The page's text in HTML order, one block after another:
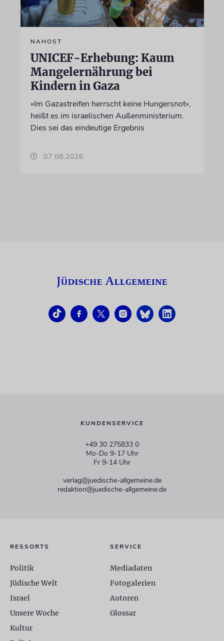
NAHOST
UNICEF-Erhebung: Kaum
Mangelernährung bei
Kindern in Gaza
»Im Gazastreifen herrscht keine Hungersnot«,
heißt es im israelischen Außenministerium.
Dies sei das eindeutige Ergebnis
07.08.2026
KUNDENSERVICE
+49 30 275833 0
Mo-Do 9-17 Uhr
Fr 9-14 Uhr
verlag@juedische-allgemeine.de
redaktion@juedische-allgemeine.de
RESSORTS
Politik
Jüdische Welt
Israel
Unsere Woche
Kultur
SERVICE
Mediadaten
Fotogalerien
Autoren
Glossar